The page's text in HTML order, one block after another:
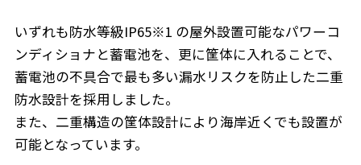
いずれも防水等級IP65※1 の屋外設置可能なパワーコ
ンディショナと蓄電池を、更に筐体に入れることで、
蓄電池の不具合で最も多い漏水リスクを防止した二重
防水設計を採用しました。
また、二重構造の筐体設計により海岸近くでも設置が
可能となっています。